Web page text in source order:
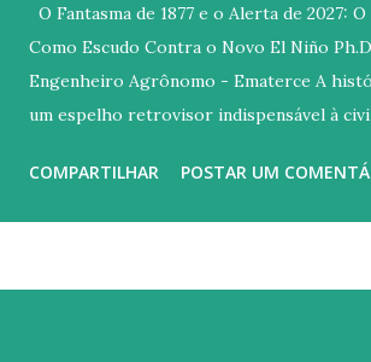
O Fantasma de 1877 e o Alerta de 2027:
Como Escudo Contra o Novo El Niño
Engenheiro Agrônomo - Ematerce A
um espelho retrovisor indispensável à
no futuro. Contudo, diante das previsões
COMPARTILHAR POSTAR UM